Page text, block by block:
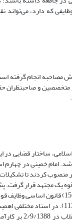
که دارد،
مصاحبه انجام
ها دراختیار 30 نفر از کارشناس خبره و باتجربه از
ساختار قضایی در
کردند تا تشکیلات
حذف و به‌جای آن، در رأس این قوه یک مجتهد
حقوق عامه مردم، تضمین و گسترش حقوق و آزادی‌ها و گسترش و اجرای عدالت از مهم‌ترین وظایف این قوه
از رسیدگی و صدور حکم، نظارت بر حسن اجرای قوانین و کشف جرم، تعقیب و مجازات مجرمان برشمرده
قضائیه آمده است که یکی از آنها سیاست کلی قضایی